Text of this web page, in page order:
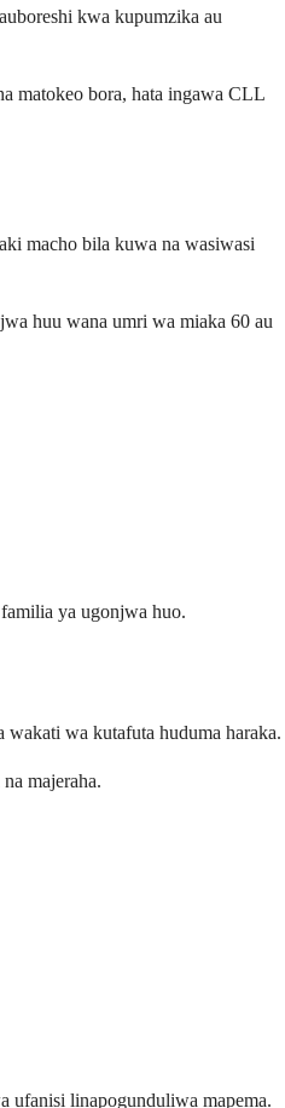
kwa kupumzika au
matokeo bora, hata ingawa CLL
macho bila kuwa na wasiwasi
huu wana umri wa miaka 60 au
ya ugonjwa huo.
wa kutafuta huduma haraka.
majeraha.
ufanisi linapogunduliwa mapema.